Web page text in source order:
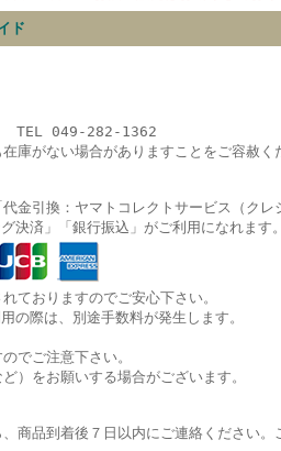
ド
） TEL 049-282-1362
庫がない場合がありますことをご容赦く
金引換：ヤマトコレクトサービス（クレ
決済」 「銀行振込」がご利用になれます。
ておりますのでご安心下さい。
の際は、別途手数料が発生します。
でご注意下さい。
）をお願いする場合がございます。
商品到着後７日以内にご連絡ください。